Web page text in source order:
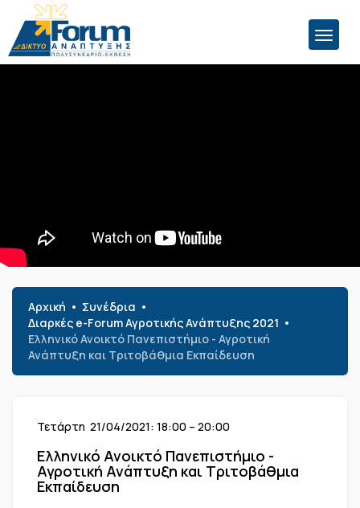
Αρχική
Συνέδρια
Διαρκές e-Forum Αγροτικής Ανάπτυξης 2021
Ελληνικό Ανοικτό Πανεπιστήμιο - Αγροτική
Ανάπτυξη και Τριτοβάθμια Εκπαίδευση
Τετάρτη 21/04/2021: 18:00 – 20:00
Ελληνικό Ανοικτό Πανεπιστήμιο -
Αγροτική Ανάπτυξη και Τριτοβάθμια
Εκπαίδευση